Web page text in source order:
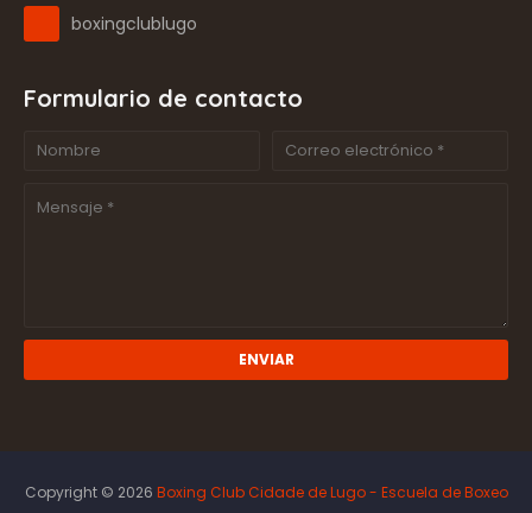
boxingclublugo
Formulario de contacto
Copyright © 2026 Boxing Club Cidade de Lugo - Escuela de Boxeo